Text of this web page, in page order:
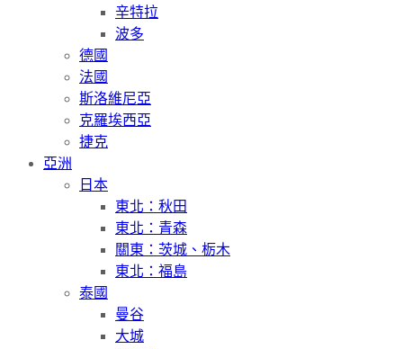
辛特拉
波多
德國
法國
斯洛維尼亞
克羅埃西亞
捷克
亞洲
日本
東北：秋田
東北：青森
關東：茨城、栃木
東北：福島
泰國
曼谷
大城